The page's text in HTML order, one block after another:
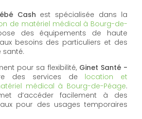
Cash est spécialisée dans la
de matériel médical à Bourg-de-
des équipements de haute
besoins des particuliers et des
santé.
pour sa flexibilité, Ginet Santé -
des services de location et
médical à Bourg-de-Péage.
d’accéder facilement à des
pour des usages temporaires